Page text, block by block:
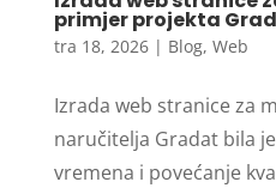
primjer projekta
tra 18, 2026| Blog, Web
Izrada web stranice za
naručitelja Gradat bila
vremena i povećanje